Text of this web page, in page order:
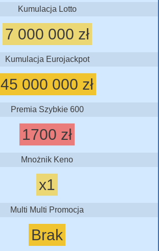
Kumulacja Lotto
7 000 000 zł
Kumulacja Eurojackpot
45 000 000 zł
Premia Szybkie 600
1700 zł
Mnożnik Keno
x1
Multi Multi Promocja
Brak